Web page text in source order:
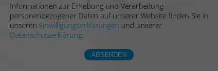
Informationen zur Erhebung und Verarbeitung
personenbezogener Daten auf unserer Website finden Sie in
unseren Einwilligungserklärungen und unserer
Datenschutzerklärung.
ABSENDEN
Zweck
Registriert statistische Daten über das
Verhalten der Besucher auf der Website.
Wird vom Website-Betreiber für internes
Analytics verwendet.
Zweck
fest. Dadurch kann die Webseite Daten
über Besucherverhalten für statistische
Zwecke erhalten.